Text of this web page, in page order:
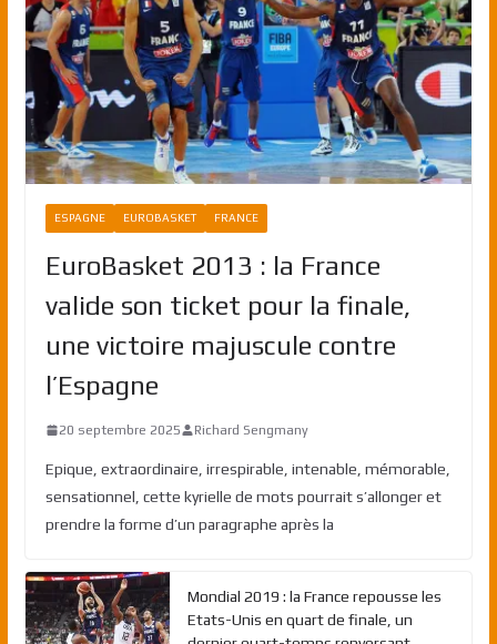
ESPAGNE EUROBASKET FRANCE
EuroBasket 2013 : la France
valide son ticket pour la finale,
une victoire majuscule contre
l’Espagne
20 septembre 2025 Richard Sengmany
Epique, extraordinaire, irrespirable, intenable, mémorable,
sensationnel, cette kyrielle de mots pourrait s’allonger et
prendre la forme d’un paragraphe après la
Mondial 2019 : la France repousse les
Etats-Unis en quart de finale, un